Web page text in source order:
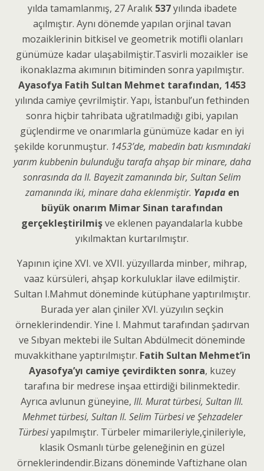
yılda tamamlanmış, 27 Aralık 537yılında ibadete
açılmıştır. Aynı dönemde yapılan orjinal tavan
mozaiklerinin bitkisel ve geometrik motifli olanları
günümüze kadar ulaşabilmiştir.Tasvirli mozaikler ise
ikonaklazma akımının bitiminden sonra yapılmıştır.
Ayasofya Fatih Sultan Mehmet tarafından, 1453
yılında camiye çevrilmiştir. Yapı, İstanbul’un fethinden
sonra hiçbir tahribata uğratılmadığı gibi, yapılan
güçlendirme ve onarımlarla günümüze kadar en iyi
şekilde korunmuştur. 1453’de, mabedin batı kısmındaki
yarım kubbenin bulunduğu tarafa ahşap bir minare, daha
sonrasında da II. Bayezit zamanında bir, Sultan Selim
zamanında iki, minare daha eklenmiştir. Yapıda en
büyük onarım Mimar Sinan tarafından
gerçekleştirilmişve eklenen payandalarla kubbe
yıkılmaktan kurtarılmıştır.
Yapının içine XVI. ve XVII. yüzyıllarda minber, mihrap,
vaaz kürsüleri, ahşap korkuluklar ilave edilmiştir.
Sultan I.Mahmut döneminde kütüphane yaptırılmıştır.
Burada yer alan çiniler XVI. yüzyılın seçkin
örneklerindendir. Yine I. Mahmut tarafından şadırvan
ve Sıbyan mektebi ile Sultan Abdülmecit döneminde
muvakkithane yaptırılmıştır. Fatih Sultan Mehmet’in
Ayasofya’yı camiye çevirdikten sonra, kuzey
tarafına bir medrese inşaa ettirdiği bilinmektedir.
Ayrıca avlunun güneyine, III. Murat türbesi, Sultan III.
Mehmet türbesi, Sultan II. Selim Türbesi ve Şehzadeler
Türbesiyapılmıştır. Türbeler mimarileriyle,çinileriyle,
klasik Osmanlı türbe geleneğinin en güzel
örneklerindendir.Bizans döneminde Vaftizhane olan